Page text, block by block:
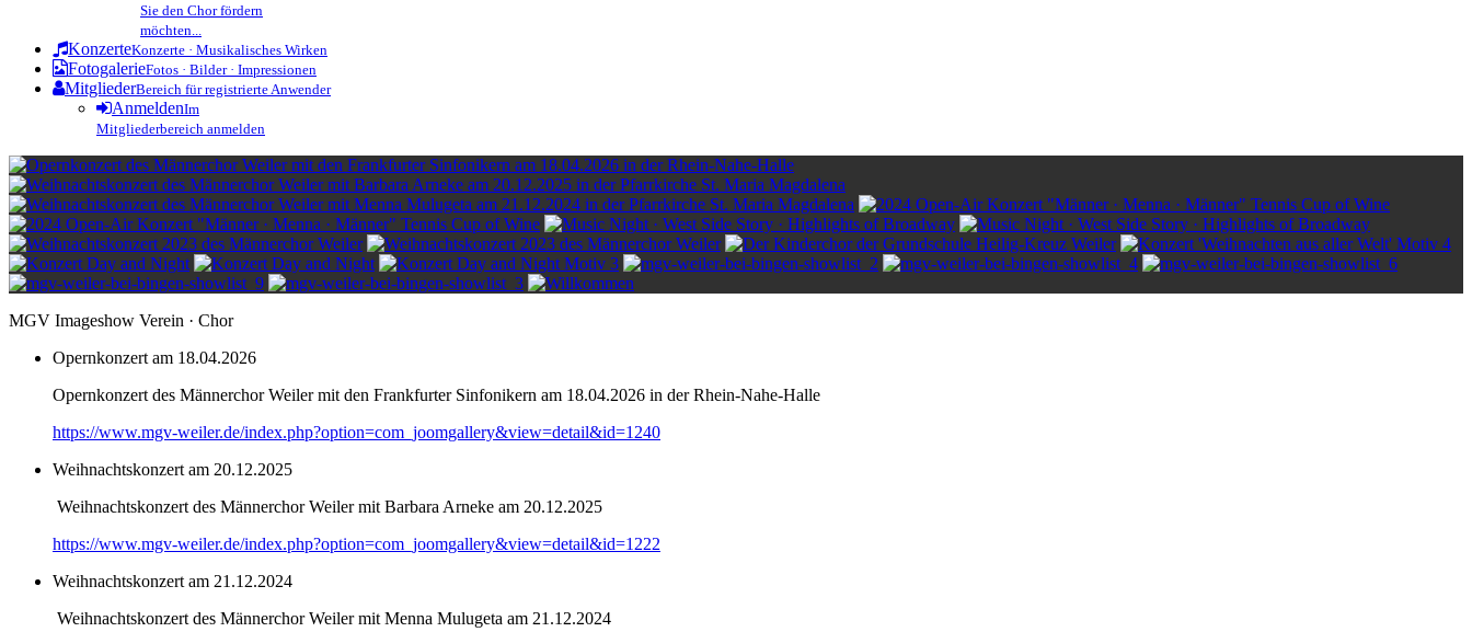
Sie den Chor fördern
möchten...
KonzerteKonzerte · Musikalisches Wirken
FotogalerieFotos · Bilder · Impressionen
MitgliederBereich für registrierte Anwender
AnmeldenIm
Mitgliederbereich anmelden
MGV Imageshow Verein · Chor
Opernkonzert am 18.04.2026
Opernkonzert des Männerchor Weiler mit den Frankfurter Sinfonikern am 18.04.2026 in der Rhein-Nahe-Halle
https://www.mgv-weiler.de/index.php?option=com_joomgallery&view=detail&id=1240
Weihnachtskonzert am 20.12.2025
Weihnachtskonzert des Männerchor Weiler mit Barbara Arneke am 20.12.2025
https://www.mgv-weiler.de/index.php?option=com_joomgallery&view=detail&id=1222
Weihnachtskonzert am 21.12.2024
Weihnachtskonzert des Männerchor Weiler mit Menna Mulugeta am 21.12.2024